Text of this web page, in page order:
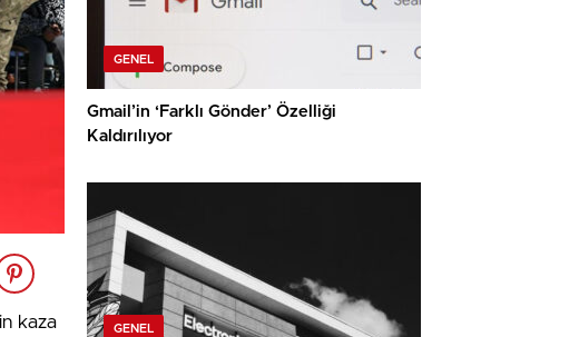
kaza
GENEL
Gmail’in ‘Farklı Gönder’ Özelliği
Kaldırılıyor
GENEL